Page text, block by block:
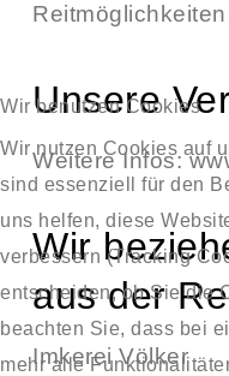
Unsere
Weitere Infos:
Wir
aus der
Imkerei Völker
Wir benutzen Cookies
Wir nutzen Cookies auf
sind essenziell für den
uns helfen, diese
verbessern (Tracking
entscheiden, ob Sie die
beachten Sie, dass bei
mehr alle